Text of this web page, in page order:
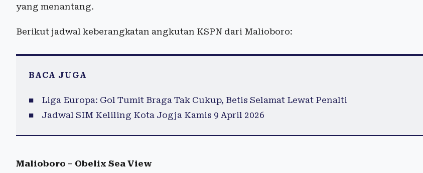
yang menantang.
Berikut jadwal keberangkatan angkutan KSPN dari Malioboro:
BACA JUGA
Liga Europa: Gol Tumit Braga Tak Cukup, Betis Selamat Lewat Penalti
Jadwal SIM Keliling Kota Jogja Kamis 9 April 2026
Malioboro – Obelix Sea View